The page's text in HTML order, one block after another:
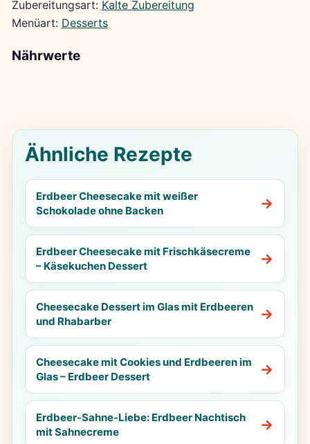
Zubereitungsart: Kalte Zubereitung
Menüart: Desserts
Nährwerte
Ähnliche Rezepte
Erdbeer Cheesecake mit weißer
Schokolade ohne Backen
Erdbeer Cheesecake mit Frischkäsecreme
– Käsekuchen Dessert
Cheesecake Dessert im Glas mit Erdbeeren
und Rhabarber
Cheesecake mit Cookies und Erdbeeren im
Glas – Erdbeer Dessert
Erdbeer-Sahne-Liebe: Erdbeer Nachtisch
mit Sahnecreme